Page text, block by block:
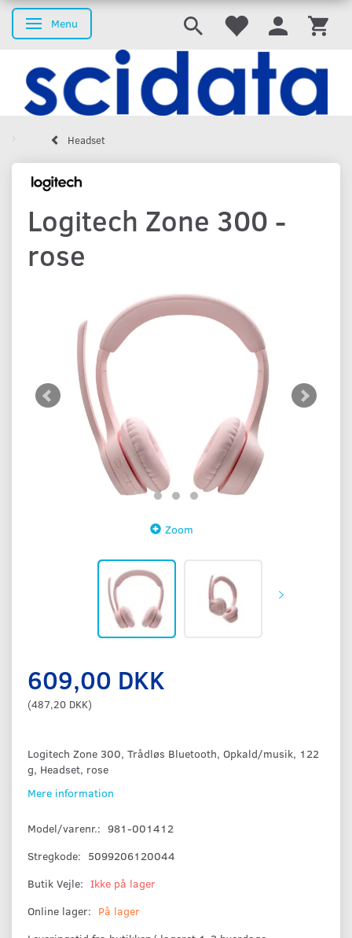
Skifte navigation
Menu
Headset
Logitech Zone 300 -
rose
Zoom
609,00 DKK
(487,20 DKK)
Logitech Zone 300, Trådløs Bluetooth, Opkald/musik, 122
g, Headset, rose
Mere information
Model/varenr.: 981-001412
Stregkode: 5099206120044
Butik Vejle: Ikke på lager
Online lager: På lager